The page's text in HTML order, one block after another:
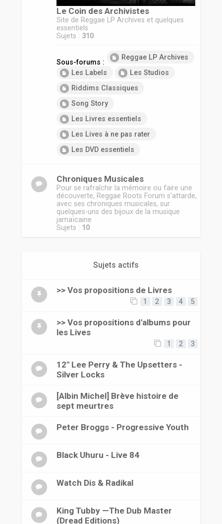
Le Coin des Archivistes
Site de Reggae LP Archives et quelques
essentiels
Sujets : 310
Sous-forums :
Reggae LP Archives
Les Labels
Les Studios
Riddims Classiques
Song Story
Les Livres essentiels
Les Lives à ne pas rater
Les DVD essentiels
Chroniques Musicales
Pour se rafraîchir la mémoire ou faire une
découverte, Reggae Roots Forum s'attarde,
avec ses chroniques musicales, sur
quelques-uns des bijoux de la musique
jamaïcaine
Sujets : 10
Sujets actifs
>> Vos propositions de Livres
1 2 3 4 5
>> Vos propositions d'albums pour
les Lives
1 2 3
12" Lee Perry & The Upsetters -
Silver Locks
[Albin Michel] Brève histoire de
sept meurtres
Peter Broggs - Progressive Youth
Black Uhuru - Live 84
Watch Dis & Radikal
King Tubby —The Dub Master
(Dread Editions)